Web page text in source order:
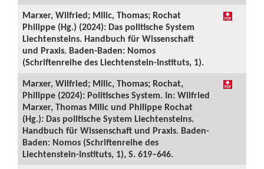
Marxer, Wilfried; Milic, Thomas; Rochat
Philippe (Hg.) (2024): Das politische System
Liechtensteins. Handbuch für Wissenschaft
und Praxis. Baden-Baden: Nomos
(Schriftenreihe des Liechtenstein-Instituts, 1).
Marxer, Wilfried; Milic, Thomas; Rochat,
Philippe (2024): Politisches System. In: Wilfried
Marxer, Thomas Milic und Philippe Rochat
(Hg.): Das politische System Liechtensteins.
Handbuch für Wissenschaft und Praxis. Baden-
Baden: Nomos (Schriftenreihe des
Liechtenstein-Instituts, 1), S. 619–646.